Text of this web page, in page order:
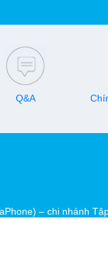
Q&A
– chi nhánh